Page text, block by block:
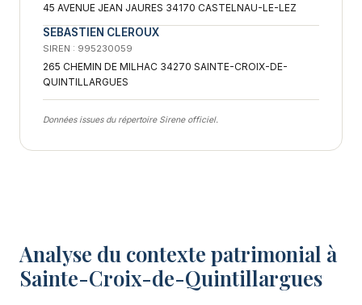
Analyse du contexte patrimonial à
Sainte-Croix-de-Quintillargues
45 AVENUE JEAN JAURES 34170 CASTELNAU-LE-LEZ
SEBASTIEN CLEROUX
SIREN : 995230059
265 CHEMIN DE MILHAC 34270 SAINTE-CROIX-DE-
QUINTILLARGUES
Données issues du répertoire Sirene officiel.